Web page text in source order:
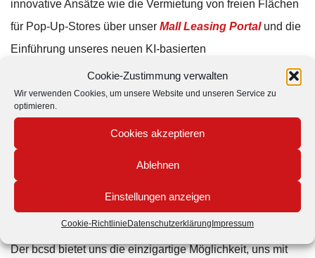
Cookie-Zustimmung verwalten
Wir verwenden Cookies, um unsere Website und unseren Service zu
optimieren.
Cookies akzeptieren
Ablehnen
Einstellungen anzeigen
Cookie-Richtlinie Datenschutzerklärung Impressum
innovative Ansätze wie die Vermietung von freien Flächen
für Pop-Up-Stores über unser Mall Leasing Portal und die
Einführung unseres neuen KI-basierten
MallPilotals effizienter Berater für alle Shopping-
Fragen schaffen wir attraktive Services, die Besucher
anziehen und Geschäfte florieren lassen. Mit unserer
Expertise in der Entwicklung und Umsetzung von
zukunftsorientierten Konzepten unterstützen wir unsere
Kunden dabei, ihre Potenziale optimal auszuschöpfen.
Zukunft gestalten
Der bcsd bietet uns die einzigartige Möglichkeit, uns mit